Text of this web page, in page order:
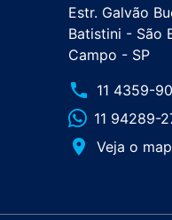
Estr. Galvão
Batistini - São
Campo - SP
phone 11 4359-
11 94289-
place Veja o